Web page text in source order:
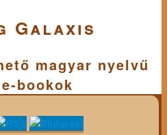
Galaxis
magyar nyelvű
bookok